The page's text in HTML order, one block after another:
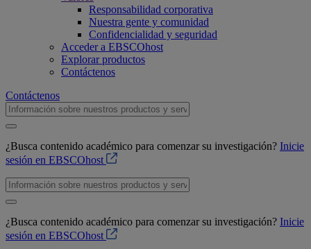
Responsabilidad corporativa
Nuestra gente y comunidad
Confidencialidad y seguridad
Acceder a EBSCOhost
Explorar productos
Contáctenos
Contáctenos
¿Busca contenido académico para comenzar su investigación? Inicie
sesión en EBSCOhost
¿Busca contenido académico para comenzar su investigación? Inicie
sesión en EBSCOhost